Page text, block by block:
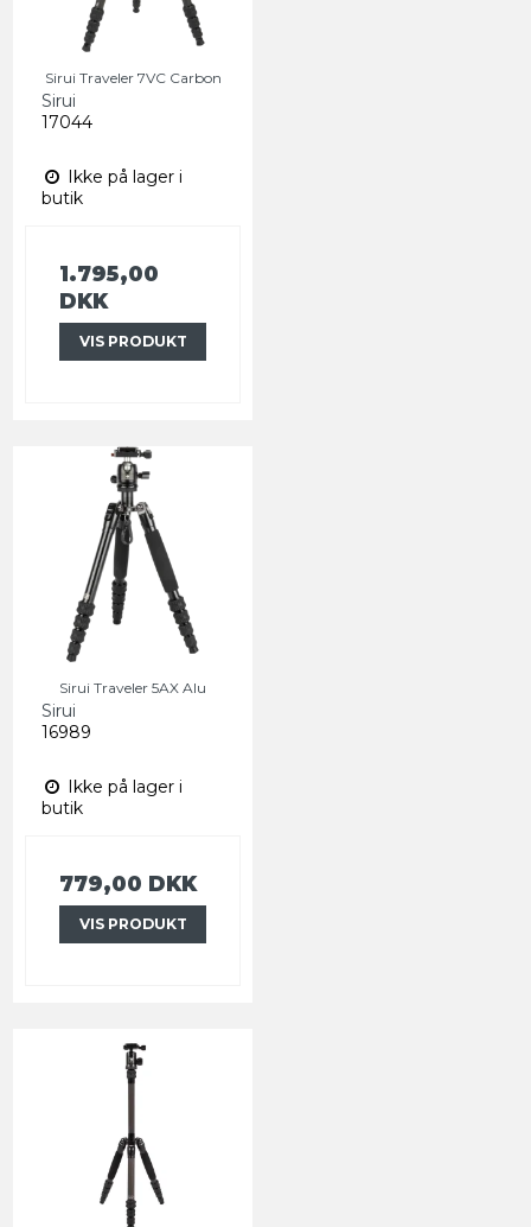
Sirui Traveler 7VC Carbon
Sirui
17044
Ikke på lager i
butik
1.795,00
DKK
VIS PRODUKT
Sirui Traveler 5AX Alu
Sirui
16989
Ikke på lager i
butik
779,00 DKK
VIS PRODUKT